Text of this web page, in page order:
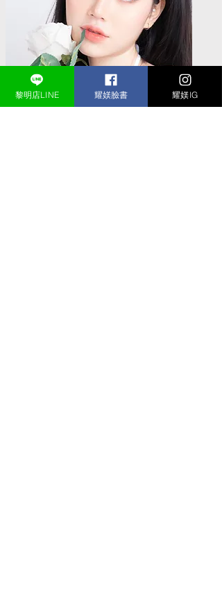
黎明店LINE 耀媄臉書 耀媄IG